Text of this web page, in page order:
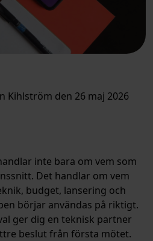
Kihlström den 26 maj 2026
inte bara om vem som
Det handlar om vem
budget, lansering och
börjar användas på riktigt.
ger dig en teknisk partner
beslut från första mötet.